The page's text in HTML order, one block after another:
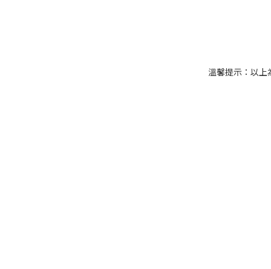
溫馨提示：以